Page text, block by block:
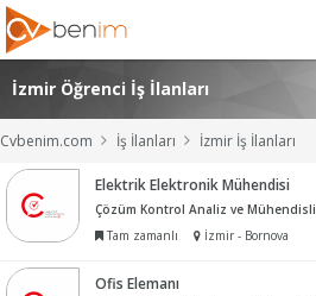
İzmir Öğrenci İş İlanları
Cvbenim.com İş İlanları İzmir İş İlanları
Elektrik Elektronik Mühendisi
Tam zamanlı
İzmir - Bornova
Ofis Elemanı